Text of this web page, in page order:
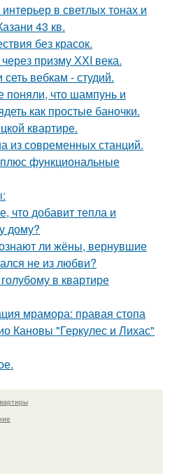
в светлых тонах и
43 кв.
без красок.
призму ХХI века.
вебкам - студий.
поняли, что шампунь и
как простые баночки.
квартире.
из современных станций.
функциональные
что добавит тепла и
дому?
ли жёны, вернувшие
не из любви?
в квартире
мрамора: правая стопа
Кановы "Геркулес и Лихас"